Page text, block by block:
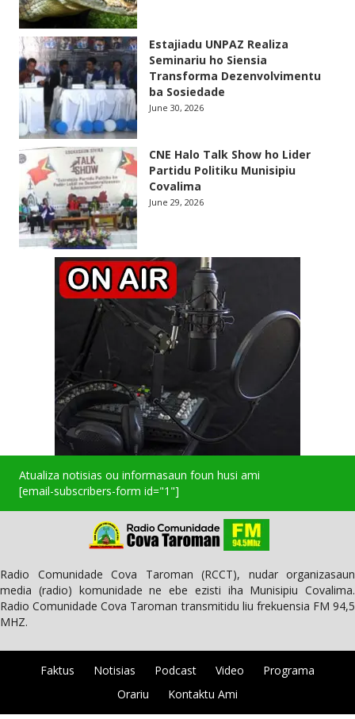
Estajiadu UNPAZ Realiza
Seminariu ho Siensia
Transforma Dezenvolvimentu
ba Sosiedade
June 30, 2026
CNE Halo Talk Show ho Lider
Partidu Politiku Munisipiu
Covalima
June 29, 2026
Atualiza notisias ou informasaun foun husi ami
[email-subscribers-form id="1"]
Radio Comunidade Cova Taroman (RCCT), nudar organizasaun
media (radio) komunidade ne ebe ezisti iha Munisipiu Covalima.
Radio Comunidade Cova Taroman transmitidu liu frekuensia FM 94,5
MHZ.
Faktus Notisias Podcast Video
Programa
Orariu
Kontaktu Ami